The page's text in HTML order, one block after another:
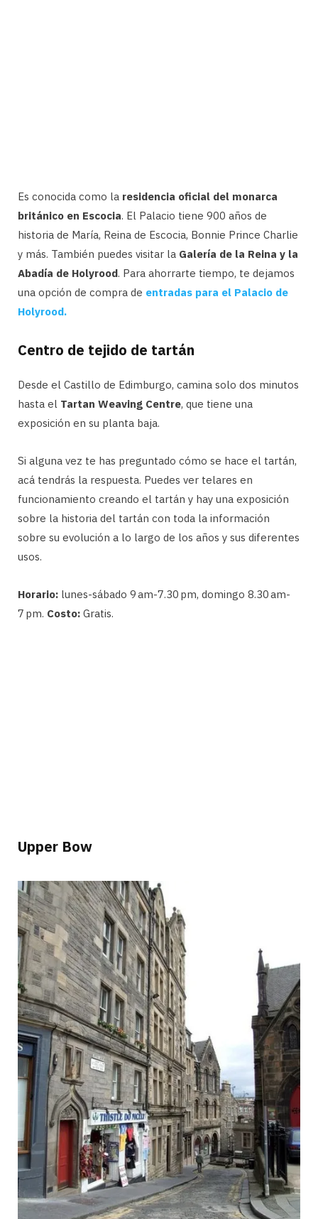
Es conocida como la residencia oficial del monarca
británico en Escocia. El Palacio tiene 900 años de
historia de María, Reina de Escocia, Bonnie Prince Charlie
y más. También puedes visitar la Galería de la Reina y la
Abadía de Holyrood. Para ahorrarte tiempo, te dejamos
una opción de compra de entradas para el Palacio de
Holyrood.
Centro de tejido de tartán
Desde el Castillo de Edimburgo, camina solo dos minutos
hasta el Tartan Weaving Centre, que tiene una
exposición en su planta baja.
Si alguna vez te has preguntado cómo se hace el tartán,
acá tendrás la respuesta. Puedes ver telares en
funcionamiento creando el tartán y hay una exposición
sobre la historia del tartán con toda la información
sobre su evolución a lo largo de los años y sus diferentes
usos.
Horario: lunes-sábado 9 am-7.30 pm, domingo 8.30 am-
7 pm. Costo: Gratis.
Upper Bow